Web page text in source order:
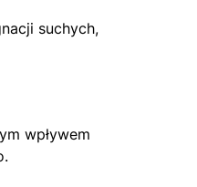
suchych,
wpływem